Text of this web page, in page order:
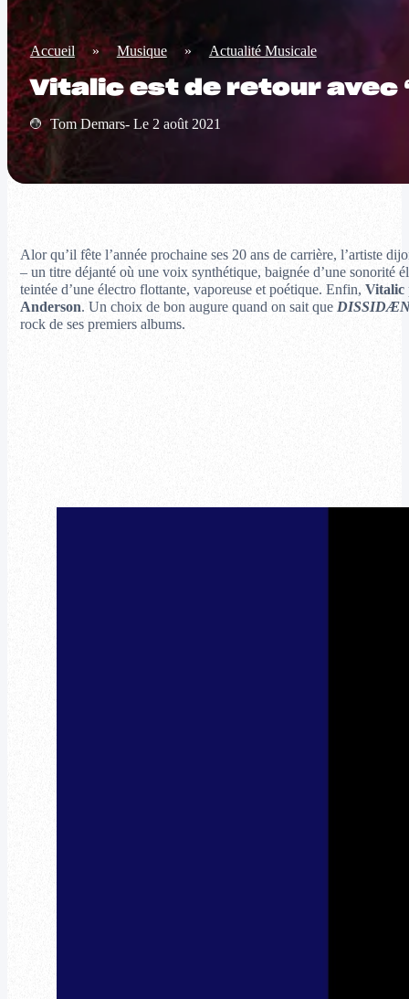
Accueil » Musique » Actualité Musicale
Vitalic est de retour avec
Tom Demars- Le 2 août 2021
Alor qu’il fête l’année prochaine ses 20 ans de carrière, l’artiste
– un titre déjanté où une voix synthétique, baignée d’une sonorité
teintée d’une électro flottante, vaporeuse et poétique. Enfin, Vitalic
Anderson. Un choix de bon augure quand on sait que
rock de ses premiers albums.